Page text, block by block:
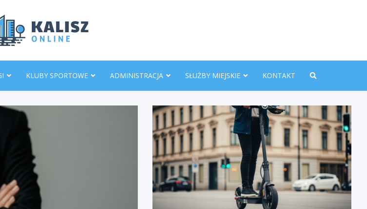
KLUBY SPORTOWE ADMINISTRACJA SŁUŻBY MIEJSKIE KONTAKT